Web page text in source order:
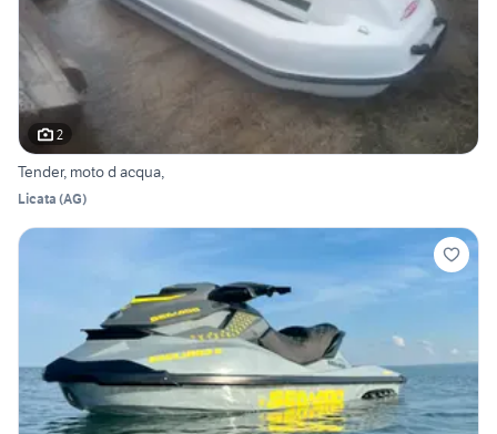
2
Tender, moto d acqua,
Licata (AG)